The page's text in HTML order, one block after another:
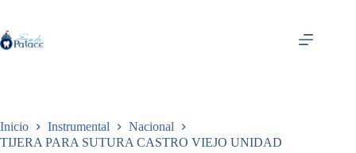
contenido
Inicio Instrumental
Nacional
TIJERA PARA SUTURA CASTRO VIEJO UNIDAD